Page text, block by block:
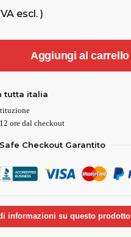
escl. )
Aggiungi al carrello
tutta italia
ore dal checkout
Safe Checkout Garantito
informazioni su questo prodotto